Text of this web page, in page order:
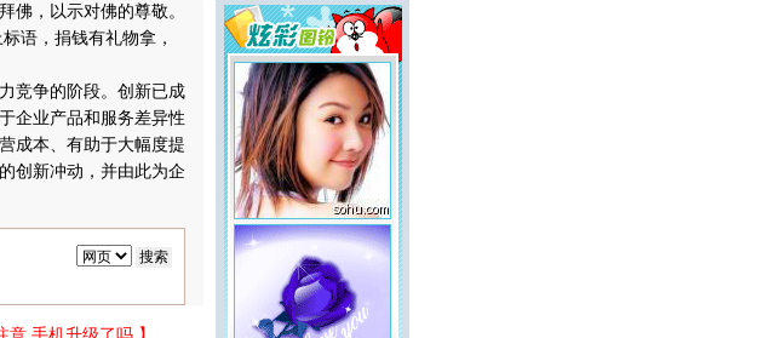
佛，以示对佛的尊敬。
语，捐钱有礼物拿，
竞争的阶段。创新已成
企业产品和服务差异性
成本、有助于大幅度提
创新冲动，并由此为企